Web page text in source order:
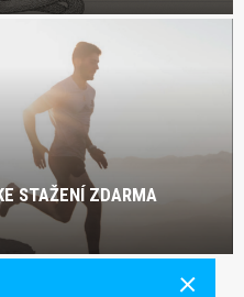
STAŽENÍ ZDARMA